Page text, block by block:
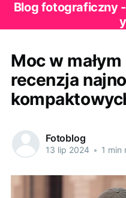
Blog fotograficzny
Moc w
recenzja
Fotoblog
13 lip 2024 • 1 min